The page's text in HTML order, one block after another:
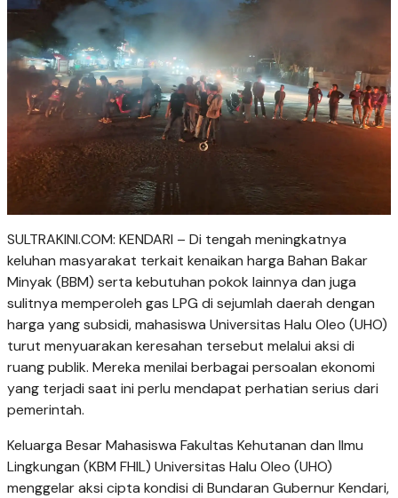
SULTRAKINI.COM: KENDARI – Di tengah meningkatnya
keluhan masyarakat terkait kenaikan harga Bahan Bakar
Minyak (BBM) serta kebutuhan pokok lainnya dan juga
sulitnya memperoleh gas LPG di sejumlah daerah dengan
harga yang subsidi, mahasiswa Universitas Halu Oleo (UHO)
turut menyuarakan keresahan tersebut melalui aksi di
ruang publik. Mereka menilai berbagai persoalan ekonomi
yang terjadi saat ini perlu mendapat perhatian serius dari
pemerintah.
Keluarga Besar Mahasiswa Fakultas Kehutanan dan Ilmu
Lingkungan (KBM FHIL) Universitas Halu Oleo (UHO)
menggelar aksi cipta kondisi di Bundaran Gubernur Kendari,